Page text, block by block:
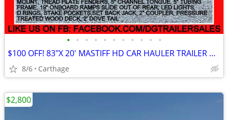
• • • • • • • • • • •
$100 OFF! 83"X 20' MASTIFF HD CAR HAULER TRAILER BRAKES ON BOTH AXLES!
8/6 Carthage
$2,800